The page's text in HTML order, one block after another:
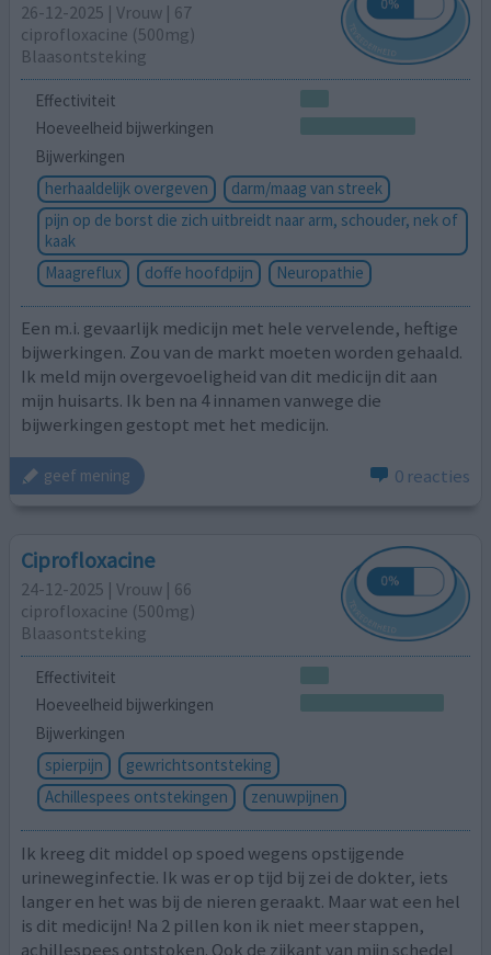
26-12-2025 | Vrouw | 67
ciprofloxacine (500mg)
Blaasontsteking
Effectiviteit
Hoeveelheid bijwerkingen
Bijwerkingen
herhaaldelijk overgeven
darm/maag van streek
pijn op de borst die zich uitbreidt naar arm, schouder, nek of
kaak
Maagreflux
doffe hoofdpijn Neuropathie
Een m.i. gevaarlijk medicijn met hele vervelende, heftige
bijwerkingen. Zou van de markt moeten worden gehaald.
Ik meld mijn overgevoeligheid van dit medicijn dit aan
mijn huisarts. Ik ben na 4 innamen vanwege die
bijwerkingen gestopt met het medicijn.
geef mening 0 reacties
Ciprofloxacine
24-12-2025 | Vrouw | 66
ciprofloxacine (500mg)
Blaasontsteking
Effectiviteit
Hoeveelheid bijwerkingen
Bijwerkingen
spierpijn
gewrichtsontsteking
Achillespees ontstekingen
zenuwpijnen
Ik kreeg dit middel op spoed wegens opstijgende
urineweginfectie. Ik was er op tijd bij zei de dokter, iets
langer en het was bij de nieren geraakt. Maar wat een hel
is dit medicijn! Na 2 pillen kon ik niet meer stappen,
achillespees ontstoken. Ook de zijkant van mijn schedel